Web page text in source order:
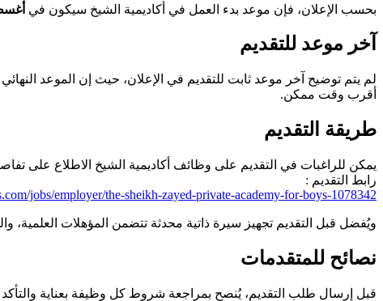
بحسب الإعلان، فإن موعد بدء العمل في أكاديمية الشيخ سيكون في
آخر موعد للتقديم
لم يتم توضيح آخر موعد ثابت للتقديم في الإعلان، حيث إن الموعد
أقرب وقت ممكن.
طريقة التقديم
يمكن للراغبات في التقديم على وظائف أكاديمية الشيخ الاطلاع على
رابط التقديم :
jobs/employer/the-sheikh-zayed-private-academy-for-boys-1078342
ويُفضل قبل التقديم تجهيز سيرة ذاتية محدثة تتضمن المؤهلات
نصائح للمتقدمات
قبل إرسال طلب التقديم، يُنصح بمراجعة شروط كل وظيفة بعناية